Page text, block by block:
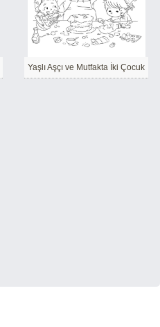
Yaşlı Aşçı ve Mutfakta İki Çocuk